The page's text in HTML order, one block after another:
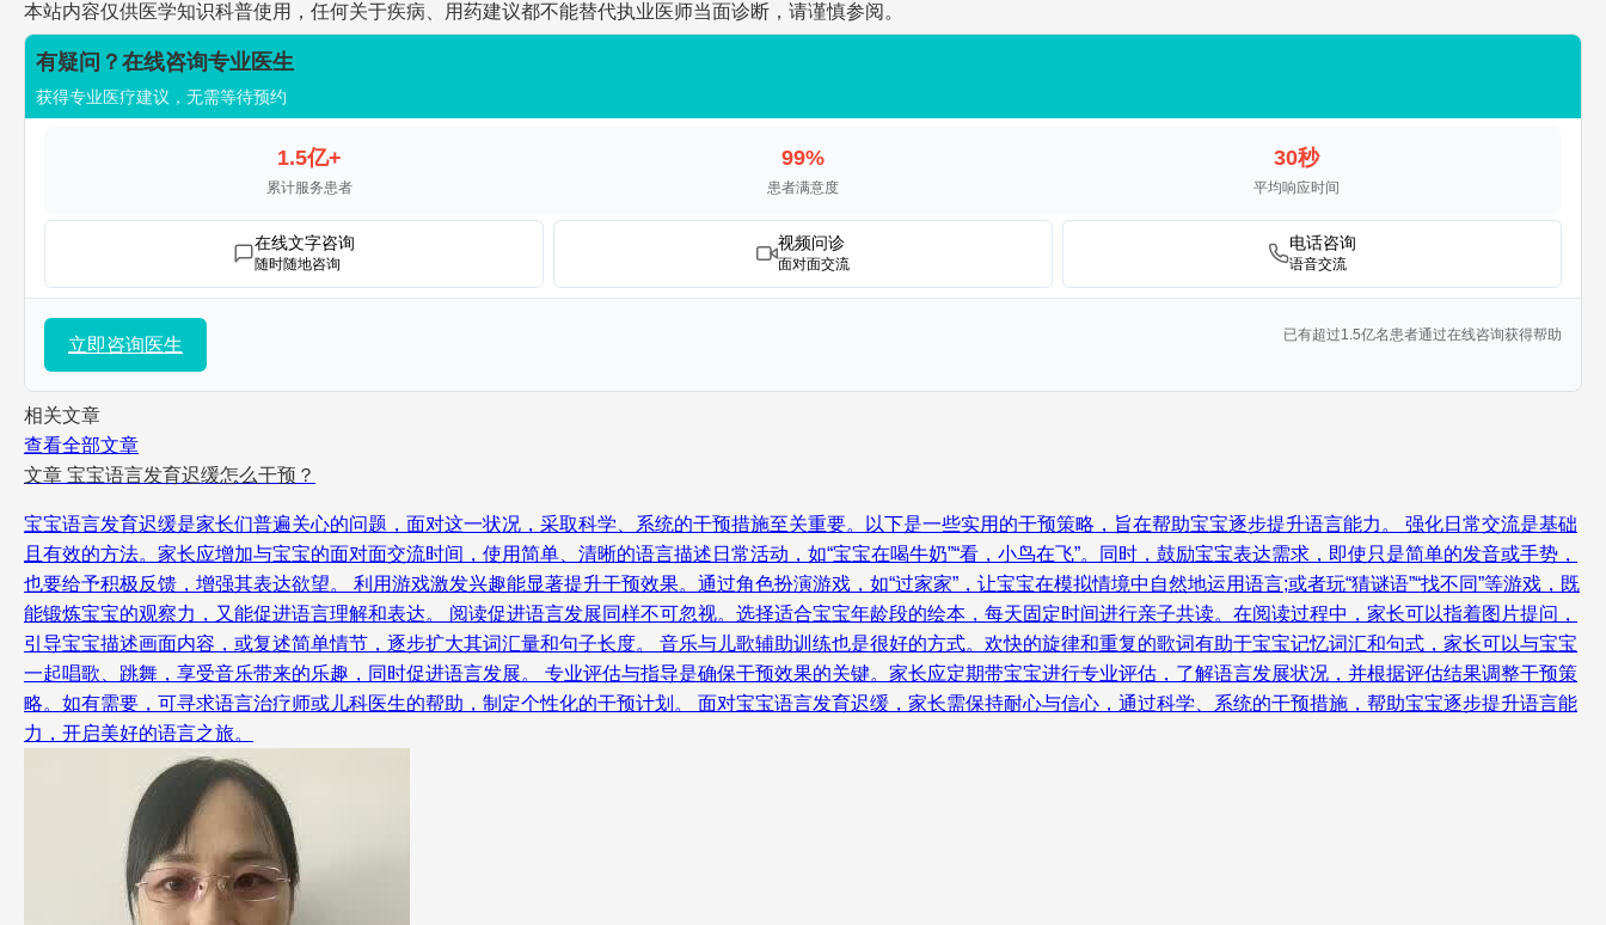
本站内容仅供医学知识科普使用，任何关于疾病、用药建议都不能替代执业医师当面诊断，请谨慎参阅。
有疑问？在线咨询专业医生
获得专业医疗建议，无需等待预约
1.5亿+
累计服务患者
99%
患者满意度
30秒
平均响应时间
在线文字咨询
随时随地咨询
视频问诊
面对面交流
电话咨询
语音交流
立即咨询医生 已有超过1.5亿名患者通过在线咨询获得帮助
相关文章
查看全部文章
文章 宝宝语言发育迟缓怎么干预？
宝宝语言发育迟缓是家长们普遍关心的问题，面对这一状况，采取科学、系统的干预措施至关重要。以下是一些实用的干预策略，旨在帮助宝宝逐步提升语言能力。 强化日常交流是基础
且有效的方法。家长应增加与宝宝的面对面交流时间，使用简单、清晰的语言描述日常活动，如“宝宝在喝牛奶”“看，小鸟在飞”。同时，鼓励宝宝表达需求，即使只是简单的发音或手势，
也要给予积极反馈，增强其表达欲望。 利用游戏激发兴趣能显著提升干预效果。通过角色扮演游戏，如“过家家”，让宝宝在模拟情境中自然地运用语言;或者玩“猜谜语”“找不同”等游戏，既
能锻炼宝宝的观察力，又能促进语言理解和表达。 阅读促进语言发展同样不可忽视。选择适合宝宝年龄段的绘本，每天固定时间进行亲子共读。在阅读过程中，家长可以指着图片提问，
引导宝宝描述画面内容，或复述简单情节，逐步扩大其词汇量和句子长度。 音乐与儿歌辅助训练也是很好的方式。欢快的旋律和重复的歌词有助于宝宝记忆词汇和句式，家长可以与宝宝
一起唱歌、跳舞，享受音乐带来的乐趣，同时促进语言发展。 专业评估与指导是确保干预效果的关键。家长应定期带宝宝进行专业评估，了解语言发展状况，并根据评估结果调整干预策
略。如有需要，可寻求语言治疗师或儿科医生的帮助，制定个性化的干预计划。 面对宝宝语言发育迟缓，家长需保持耐心与信心，通过科学、系统的干预措施，帮助宝宝逐步提升语言能
力，开启美好的语言之旅。